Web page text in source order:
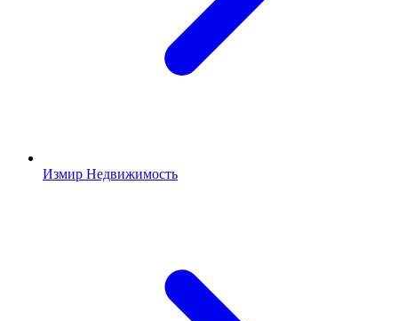
Измир Недвижимость